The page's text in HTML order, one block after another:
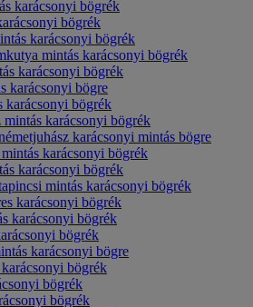
karácsonyi bögrék
bögrék
karácsonyi bögrék
mintás karácsonyi bögrék
karácsonyi bögrék
karácsonyi bögre
karácsonyi bögrék
mintás karácsonyi bögrék
karácsonyi mintás bögre
karácsonyi bögrék
karácsonyi bögrék
mintás karácsonyi bögrék
karácsonyi bögrék
karácsonyi bögrék
bögrék
karácsonyi bögre
karácsonyi bögrék
bögrék
bögrék